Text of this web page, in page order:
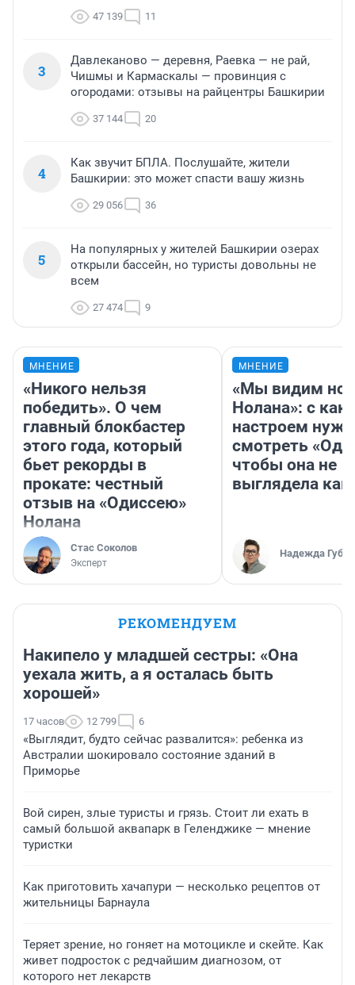
47 139 11
3
Давлеканово — деревня, Раевка — не рай,
Чишмы и Кармаскалы — провинция с
огородами: отзывы на райцентры Башкирии
37 144 20
4
Как звучит БПЛА. Послушайте, жители
Башкирии: это может спасти вашу жизнь
29 056 36
5
На популярных у жителей Башкирии озерах
открыли бассейн, но туристы довольны не
всем
27 474 9
МНЕНИЕ
«Никого нельзя
победить». О чем
главный блокбастер
этого года, который
бьет рекорды в
прокате: честный
отзыв на «Одиссею»
Нолана
Стас Соколов
Эксперт
МНЕНИЕ
«Мы видим
Нолана»: с
настроем
смотреть
чтобы она не
выглядела как
Надежда
РЕКОМЕНДУЕМ
Накипело у младшей сестры: «Она
уехала жить, а я осталась быть
хорошей»
17 часов 12 799 6
«Выглядит, будто сейчас развалится»: ребенка из
Австралии шокировало состояние зданий в
Приморье
Вой сирен, злые туристы и грязь. Стоит ли ехать в
самый большой аквапарк в Геленджике — мнение
туристки
Как приготовить хачапури — несколько рецептов от
жительницы Барнаула
Теряет зрение, но гоняет на мотоцикле и скейте. Как
живет подросток с редчайшим диагнозом, от
которого нет лекарств